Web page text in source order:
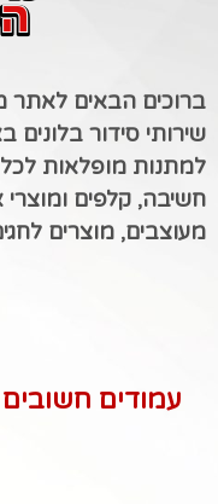
ברוכים הבאים לאתר
שירותי סידור בלונים
למתנות מופלאות
חשיבה, קלפים
מעוצבים, מוצרים
עמודים חשובים